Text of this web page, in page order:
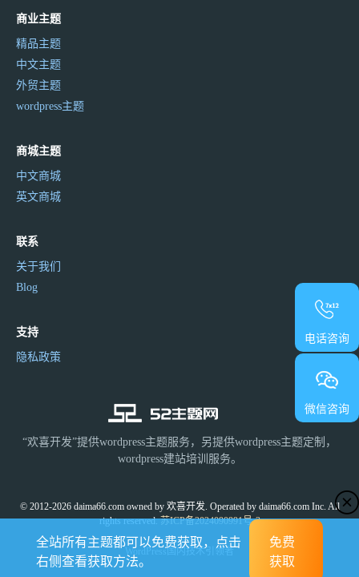
“欢喜开发”提供wordpress主题服务，另提供wordpress主题定制，
wordpress建站培训服务。
商业主题
精品主题
中文主题
外贸主题
wordpress主题
商城主题
中文商城
英文商城
联系
关于我们
Blog
支持
隐私政策
© 2012-2026 daima66.com owned by 欢喜开发. Operated by daima66.com Inc. All
rights reserved.苏ICP备2024090991号-3
WordPress国内技术引领者
电话咨询
微信咨询
全站所有主题都可以免费获取，点击
右侧查看获取方法。
免费
获取